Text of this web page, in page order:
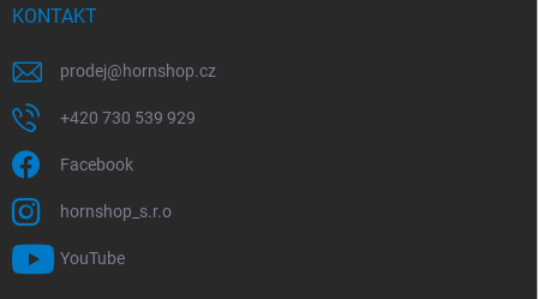
KONTAKT
prodej@hornshop.cz
+420 730 539 929
Facebook
hornshop_s.r.o
YouTube